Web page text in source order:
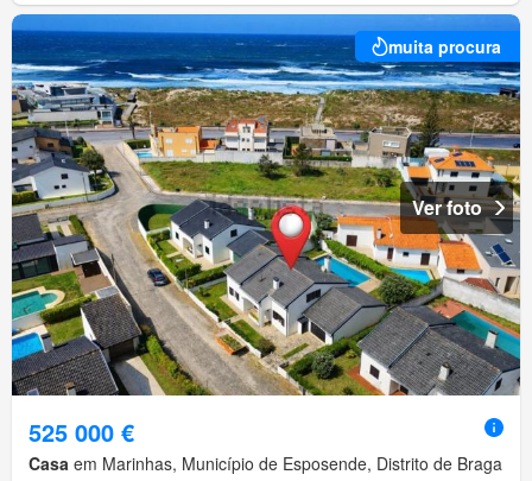
muita procura
Ver foto
525 000 €
Casa em Marinhas, Município de Esposende, Distrito de Braga